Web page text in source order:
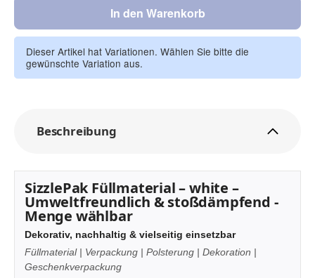
In den Warenkorb
Dieser Artikel hat Variationen. Wählen Sie bitte die
gewünschte Variation aus.
Beschreibung
SizzlePak Füllmaterial – white –
Umweltfreundlich & stoßdämpfend -
Menge wählbar
Dekorativ, nachhaltig & vielseitig einsetzbar
Füllmaterial | Verpackung | Polsterung | Dekoration |
Geschenkverpackung